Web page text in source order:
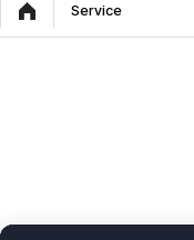
Service